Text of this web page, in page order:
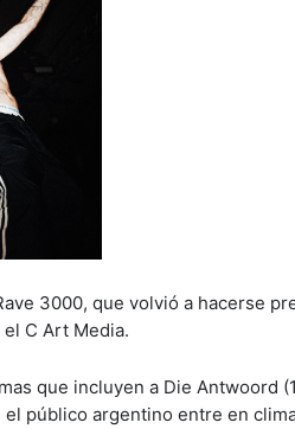
3000, que volvió a hacerse
C Art Media.
que incluyen a Die Antwoord
público argentino entre en